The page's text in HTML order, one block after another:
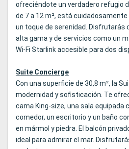
ofreciéndote un verdadero refugio
de 7 a 12 m², está
un toque de serenidad. Disfrutarás
alta gama y de servicios como un
Wi‑Fi Starlink accesible para dos
Suite Concierge
Con una superficie de 30,8 m², la
modernidad y sofisticación. Te
cama King‑size, una sala equipada
comedor, un escritorio y un baño
en mármol y piedra. El balcón
ideal para admirar el mar.